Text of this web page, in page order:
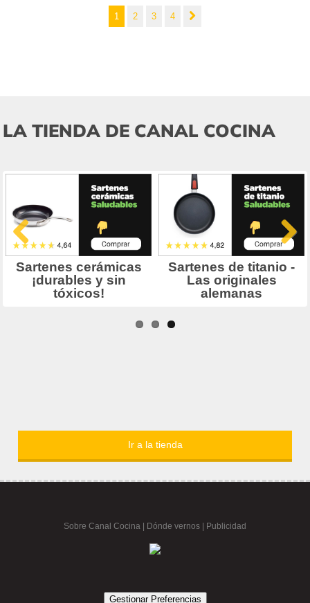
1 2 3 4
LA TIENDA DE CANAL COCINA
Ir a la tienda
Sobre Canal Cocina Dónde vernos | Publicidad
Gestionar Preferencias